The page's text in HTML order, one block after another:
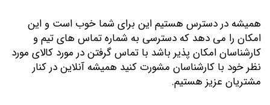
همیشه در دسترس هستیم این برای شما خوب است و این
امکان را می دهد که دسترسی به شماره تماس های تیم و
کارشناسان امکان پذیر باشد با تماس گرفتن در مورد کالای مورد
نظر خود با کارشناسان مشورت کنید همیشه آنلاین در کنار
مشتریان عزیز هستیم.